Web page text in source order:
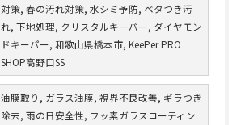
対策, 春の汚れ対策, 水シミ予防, ベタつき汚
れ, 下地処理, クリスタルキーパー, ダイヤモン
ドキーパー, 和歌山県橋本市, KeePer PRO
SHOP高野口SS
油膜取り, ガラス油膜, 視界不良改善, ギラつき
除去, 雨の日安全性, フッ素ガラスコーティン